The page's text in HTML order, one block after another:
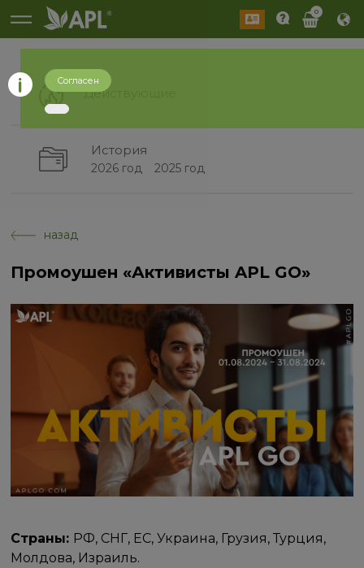
0
Действующие
История
2026 год 2025 год
назад
Промоушен «Активисты APL GO»
Страны: РФ, СНГ, ЕС, Украина, Грузия, Турция,
Молдова, Израиль.
Согласен